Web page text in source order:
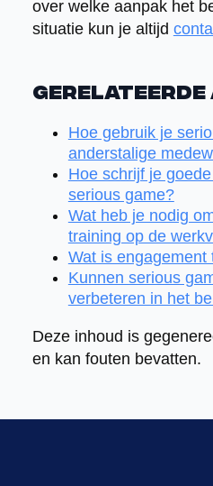
over welke aanpak het
situatie kun je altijd
Hoe gebruik je
anderstalige
Hoe schrijf je
serious game?
Wat heb je nodig
training op de
Wat is engagement
Kunnen serious
verbeteren in het
Deze inhoud is
en kan fouten bevatten.